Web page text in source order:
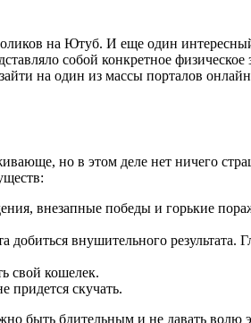
на Ютуб. И еще один
собой конкретное физическое
на один из массы порталов
но в этом деле нет ничего
внезапные победы и горькие
внушительного результата.
свой кошелек.
придется скучать.
быть бдительным и не давать волю